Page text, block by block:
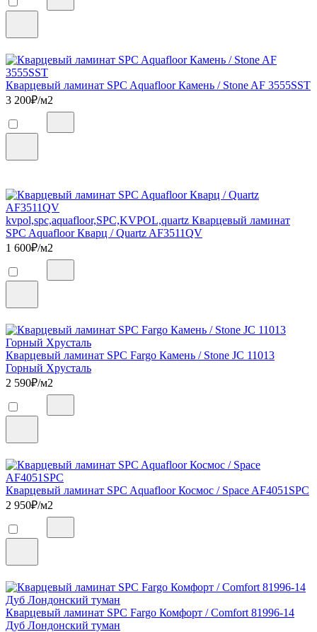
Кварцевый ламинат SPC Aquafloor Камень / Stone AF 3555SST
3 200₽/м2
kvpol,spc,aquafloor,SPC,KVPOL,quartz Кварцевый ламинат
SPC Aquafloor Кварц / Quartz AF3511QV
1 600₽/м2
Кварцевый ламинат SPC Fargo Камень / Stone JC 11013
Горный Хрусталь
2 590₽/м2
Кварцевый ламинат SPC Aquafloor Космос / Space AF4051SPC
2 950₽/м2
Кварцевый ламинат SPC Fargo Комфорт / Comfort 81996-14
Дуб Лондонский туман